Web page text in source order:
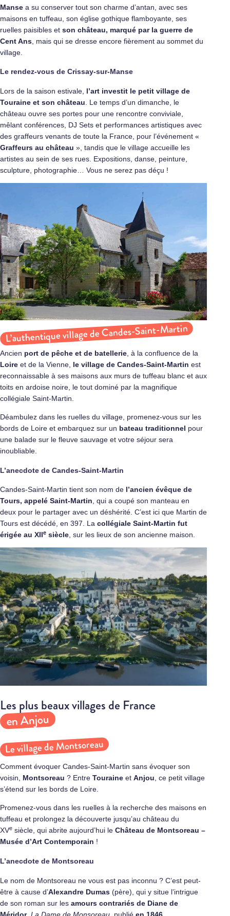
Manse a su conserver tout son charme d’antan, avec ses
maisons en tuffeau, son église gothique flamboyante, ses
ruelles paisibles et son château, marqué par la guerre de
Cent Ans , mais qui se dresse encore fièrement au sommet du
village.
Le rendez-vous de Crissay-sur-Manse
Lors de la saison estivale, l’art investit le petit village de
Touraine et son château . Le temps d’un dimanche, le
château ouvre ses portes pour une rencontre conviviale,
mêlant conférences, DJ Sets et performances artistiques avec
des graffeurs venants de toute la France, pour l’événement «
Graffeurs au château », tandis que le village accueille les
artistes au sein de ses rues. Expositions, danse, peinture,
sculpture, photographie… Vous ne serez pas déçu !
L’authentique village de Candes-Saint-Martin
Ancien port de pêche et de batellerie , à la confluence de la
Loire et de la Vienne, le village de Candes-Saint-Martin est
reconnaissable à ses maisons aux murs de tuffeau blanc et aux
toits en ardoise noire, le tout dominé par la magnifique
collégiale Saint-Martin.
Déambulez dans les ruelles du village, promenez-vous sur les
bords de Loire et embarquez sur un bateau traditionnel pour
une balade sur le fleuve sauvage et votre séjour sera
inoubliable.
L’anecdote de Candes-Saint-Martin
Candes-Saint-Martin tient son nom de l’ancien évêque de
Tours, appelé Saint-Martin, qui a coupé son manteau en
deux pour le partager avec un déshérité. C’est ici que Martin de
Tours est décédé, en 397. La collégiale Saint-Martin fut
érigée au XIIe siècle, sur les lieux de son ancienne maison.
Les plus beaux villages de France
en Anjou
Le village de Montsoreau
Comment évoquer Candes-Saint-Martin sans évoquer son
voisin, Montsoreau ? Entre Touraine et Anjou, ce petit village
s’étend sur les bords de Loire.
Promenez-vous dans les ruelles à la recherche des maisons en
tuffeau et prolongez la découverte jusqu’au château du
XVe siècle, qui abrite aujourd’hui le Château de Montsoreau –
Musée d’Art Contemporain !
L’anecdote de Montsoreau
Le nom de Montsoreau ne vous est pas inconnu ? C’est peut-
être à cause d’Alexandre Dumas (père), qui y situe l’intrigue
de son roman sur les amours contrariés de Diane de
Méridor, La Dame de Monsoreau , publié en 1846